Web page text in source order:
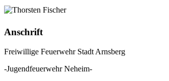
Anschrift
Freiwillige Feuerwehr Stadt Arnsberg
-Jugendfeuerwehr Neheim-